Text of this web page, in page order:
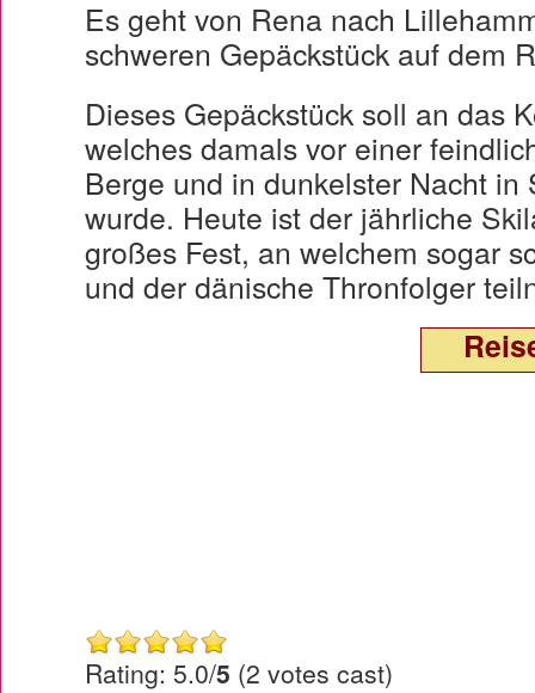
Es geht von Rena nach
schweren Gepäckstück auf dem
Dieses Gepäckstück soll an das
welches damals vor einer
Berge und in dunkelster Nacht in
wurde. Heute ist der jährliche
großes Fest, an welchem sogar
und der dänische Thronfolger
Rating: 5.0/5 (2 votes cast)